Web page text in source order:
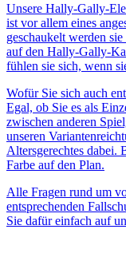
Unsere Hally-Gally-
ist vor allem eines
geschaukelt werden
auf den Hally-Gally-
fühlen sie sich, wenn
Wofür Sie sich auch
Egal, ob Sie es als
zwischen anderen
unseren
Altersgerechtes dabei.
Farbe auf den Plan.
Alle Fragen rund um
entsprechenden
Sie dafür einfach auf